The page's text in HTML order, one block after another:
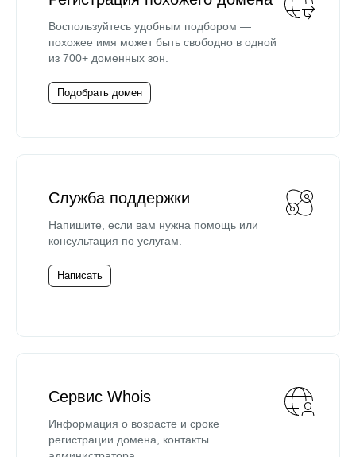
Воспользуйтесь удобным подбором —
похожее имя может быть свободно в одной
из 700+ доменных зон.
Подобрать домен
Служба поддержки
Напишите, если вам нужна помощь или
консультация по услугам.
Написать
Сервис Whois
Информация о возрасте и сроке
регистрации домена, контакты